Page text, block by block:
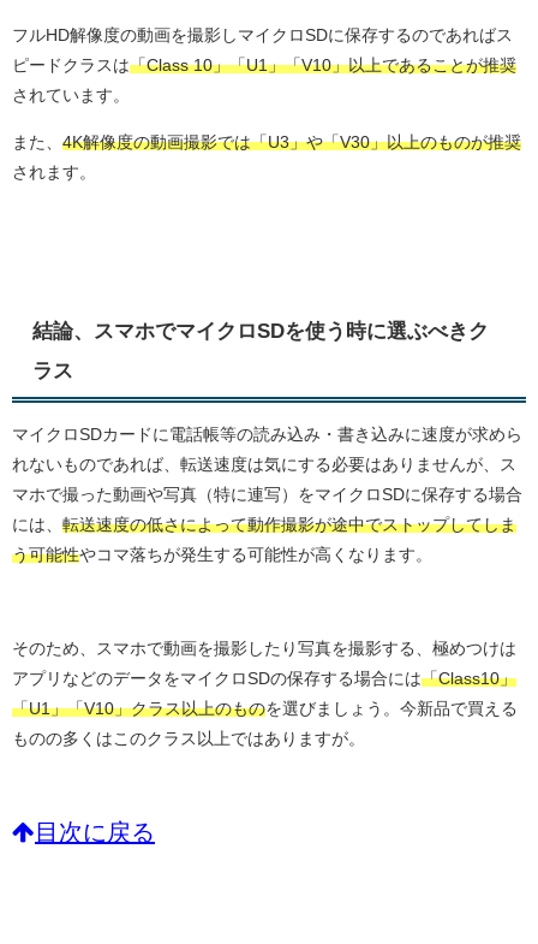
フルHD解像度の動画を撮影しマイクロSDに保存するのであればス
ピードクラスは「Class 10」「U1」「V10」以上であることが推奨
されています。
また、 4K解像度の動画撮影では「U3」や「V30」以上のものが推奨
されます。
結論、スマホでマイクロSDを使う時に選ぶべきク
ラス
マイクロSDカードに電話帳等の読み込み・書き込みに速度が求めら
れないものであれば、転送速度は気にする必要はありませんが、ス
マホで撮った動画や写真（特に連写）をマイクロSDに保存する場合
には、 転送速度の低さによって動作撮影が途中でストップしてしま
う可能性やコマ落ちが発生する可能性が高くなります。
そのため、スマホで動画を撮影したり写真を撮影する、極めつけは
アプリなどのデータをマイクロSDの保存する場合には「Class10」
「U1」「V10」クラス以上のものを選びましょう。今新品で買える
ものの多くはこのクラス以上ではありますが。
目次に戻る